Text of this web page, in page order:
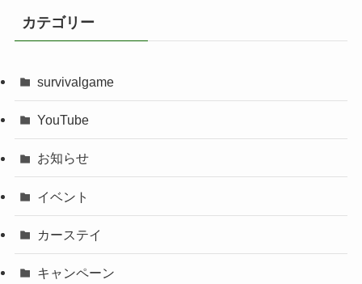
カテゴリー
survivalgame
YouTube
お知らせ
イベント
カーステイ
キャンペーン